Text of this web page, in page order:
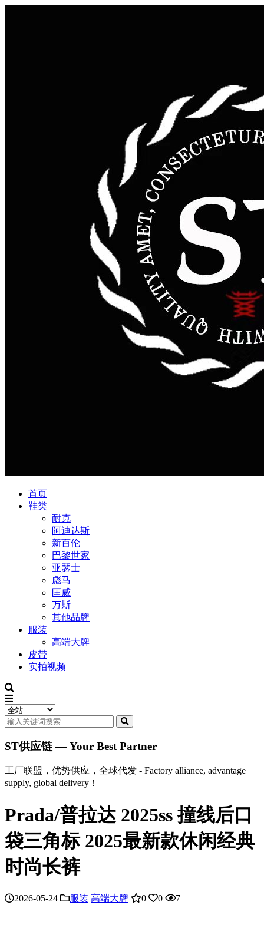
首页
鞋类
耐克
阿迪达斯
新百伦
巴黎世家
亚瑟士
彪马
匡威
万斯
其他品牌
服装
高端大牌
皮带
实拍视频
ST供应链 — Your Best Partner
工厂联盟，优势供应，全球代发 - Factory alliance, advantage
supply, global delivery！
Prada/普拉达 2025ss 撞线后口
袋三角标 2025最新款休闲经典
时尚长裤
2026-05-24 服装 高端大牌 0 0 7